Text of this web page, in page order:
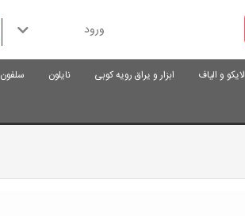
ورود
لایکو و الیاف ابزار و یراق رویه کوبی نایلون سلفون